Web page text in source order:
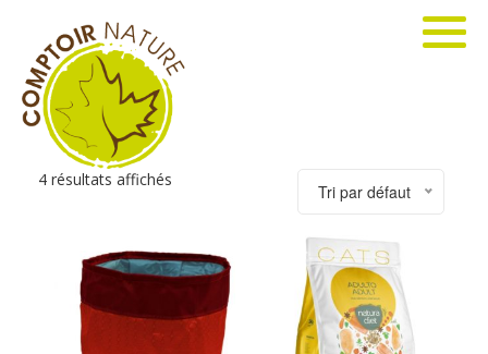
4 résultats affichés
Tri par défaut